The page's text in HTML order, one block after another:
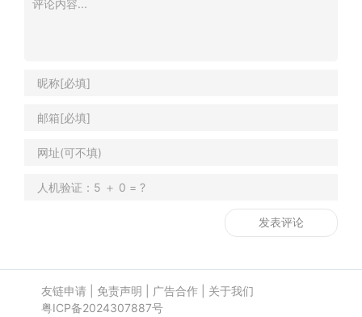
友链申请| 免责声明 广告合作| 关于我们
粤ICP备2024307887号